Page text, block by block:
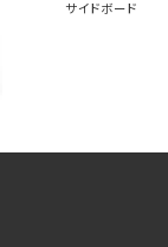
サイドボード